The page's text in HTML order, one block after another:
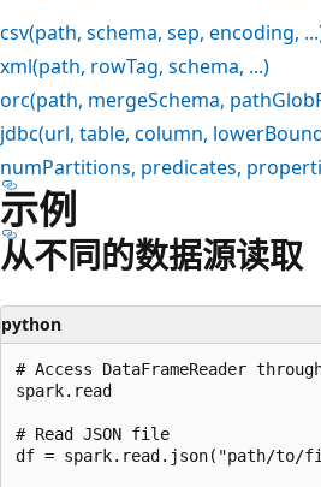
csv(path, schema, sep, encoding,
xml(path, rowTag, schema, ...)
orc(path, mergeSchema,
jdbc(url, table, column,
numPartitions, predicates,
示例
从不同的数据源读取
python
# Access DataFrameReader
spark.read
# Read JSON file
df = spark.read.json("path/to/